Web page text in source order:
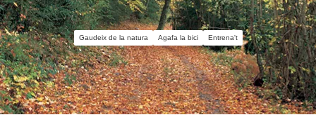
Gaudeix de la natura Agafa la bici Entrena't